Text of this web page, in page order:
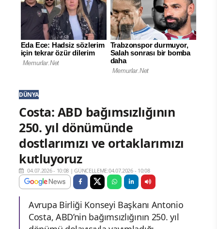
DÜNYA
Costa: ABD bağımsızlığının
250. yıl dönümünde
dostlarımızı ve ortaklarımızı
kutluyoruz
04.07.2026 - 10:08 |GÜNCELLEME:04.07.2026 - 10:08
Avrupa Birliği Konseyi Başkanı Antonio
Costa, ABD’nin bağımsızlığının 250. yıl